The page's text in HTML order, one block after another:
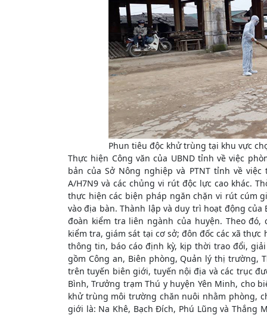
Phun tiêu độc khử trùng tại khu vực
Thực hiện Công văn của UBND tỉnh về việc
bản của Sở Nông nghiệp và PTNT tỉnh về
A/H7N9 và các chủng vi rút độc lực cao khác.
thực hiện các biện pháp ngăn chặn vi rút cúm
vào địa bàn. Thành lập và duy trì hoạt động của
đoàn kiểm tra liên ngành của huyện. Theo
kiểm tra, giám sát tại cơ sở; đôn đốc các xã
thông tin, báo cáo định kỳ, kịp thời trao đổi,
gồm Công an, Biên phòng, Quản lý thị trường,
trên tuyến biên giới, tuyến nội địa và các trục
Bình, Trưởng trạm Thú y huyện Yên Minh, cho
khử trùng môi trường chăn nuôi nhằm phòng,
giới là: Na Khê, Bạch Đích, Phú Lũng và